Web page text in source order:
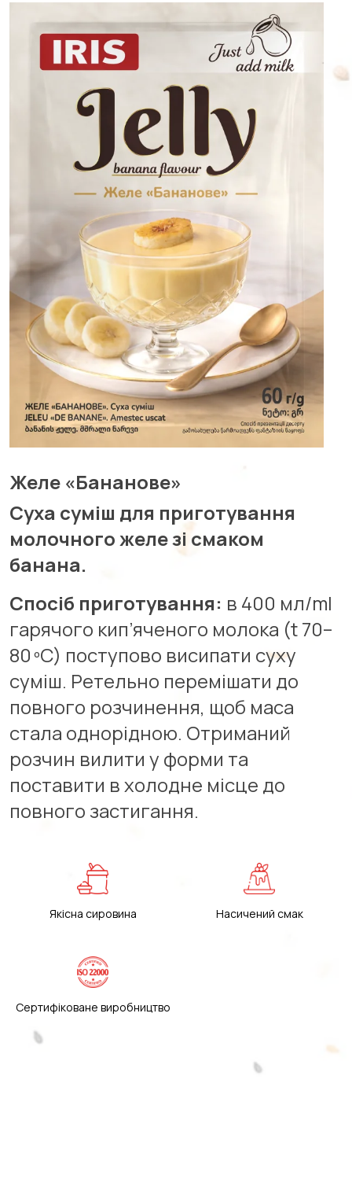
Желе «Бананове»
Cуха суміш для приготування
молочного желе зі смаком
банана.
Спосіб приготування: в 400 мл/ml
гарячого кип’яченого молока (t 70–
80 ºС) поступово висипати суху
суміш. Ретельно перемішати до
повного розчинення, щоб маса
стала однорідною. Отриманий
розчин вилити у форми та
поставити в холодне місце до
повного застигання.
Якісна сировина Насичений смак
Сертифіковане виробництво